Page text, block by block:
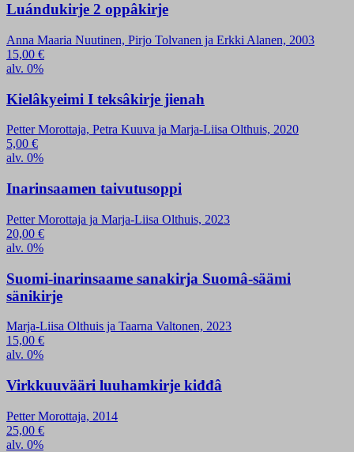
Luándukirje 2 oppâkirje
Anna Maaria Nuutinen, Pirjo Tolvanen ja Erkki Alanen, 2003
15,00 €
alv. 0%
Kielâkyeimi I teksâkirje jienah
Petter Morottaja, Petra Kuuva ja Marja-Liisa Olthuis, 2020
5,00 €
alv. 0%
Inarinsaamen taivutusoppi
Petter Morottaja ja Marja-Liisa Olthuis, 2023
20,00 €
alv. 0%
Suomi-inarinsaame sanakirja Suomâ-säämi
sänikirje
Marja-Liisa Olthuis ja Taarna Valtonen, 2023
15,00 €
alv. 0%
Virkkuuvääri luuhamkirje kiđđâ
Petter Morottaja, 2014
25,00 €
alv. 0%